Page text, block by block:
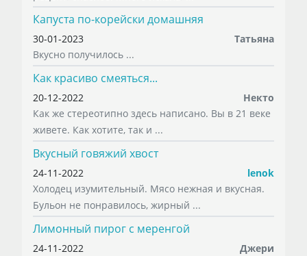
Капуста по-корейски домашняя
30-01-2023
Татьяна
Вкусно получилось ...
Как красиво смеяться...
20-12-2022
Некто
Как же стереотипно здесь написано. Вы в 21 веке
живете. Как хотите, так и ...
Вкусный говяжий хвост
24-11-2022
lenok
Холодец изумительный. Мясо нежная и вкусная.
Бульон не понравилось, жирный ...
Лимонный пирог с меренгой
24-11-2022 Джери